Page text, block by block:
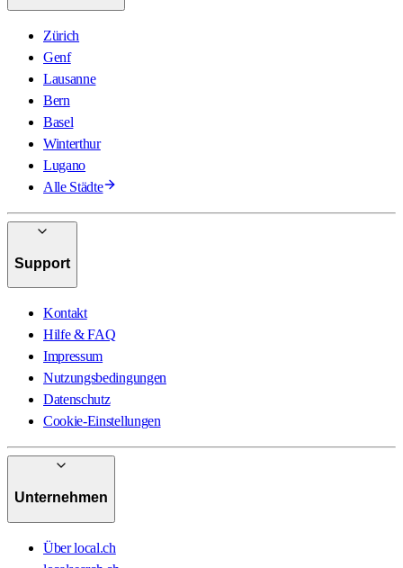
Zürich
Genf
Lausanne
Bern
Basel
Winterthur
Lugano
Alle Städte
Support
Kontakt
Hilfe & FAQ
Impressum
Nutzungsbedingungen
Datenschutz
Cookie-Einstellungen
Unternehmen
Über local.ch